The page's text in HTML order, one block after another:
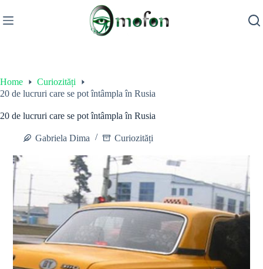
to
content
Home
Curiozități
20 de lucruri care se pot întâmpla în Rusia
20 de lucruri care se pot întâmpla în Rusia
Gabriela Dima Curiozități